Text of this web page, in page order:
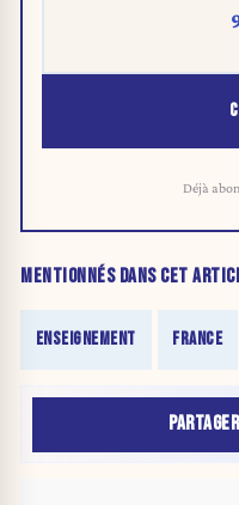
Déjà
MENTIONNÉS DANS CET
ENSEIGNEMENT FRANCE